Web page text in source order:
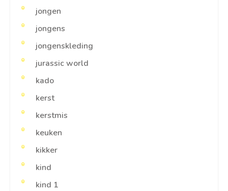
jongen
jongens
jongenskleding
jurassic world
kado
kerst
kerstmis
keuken
kikker
kind
kind 1